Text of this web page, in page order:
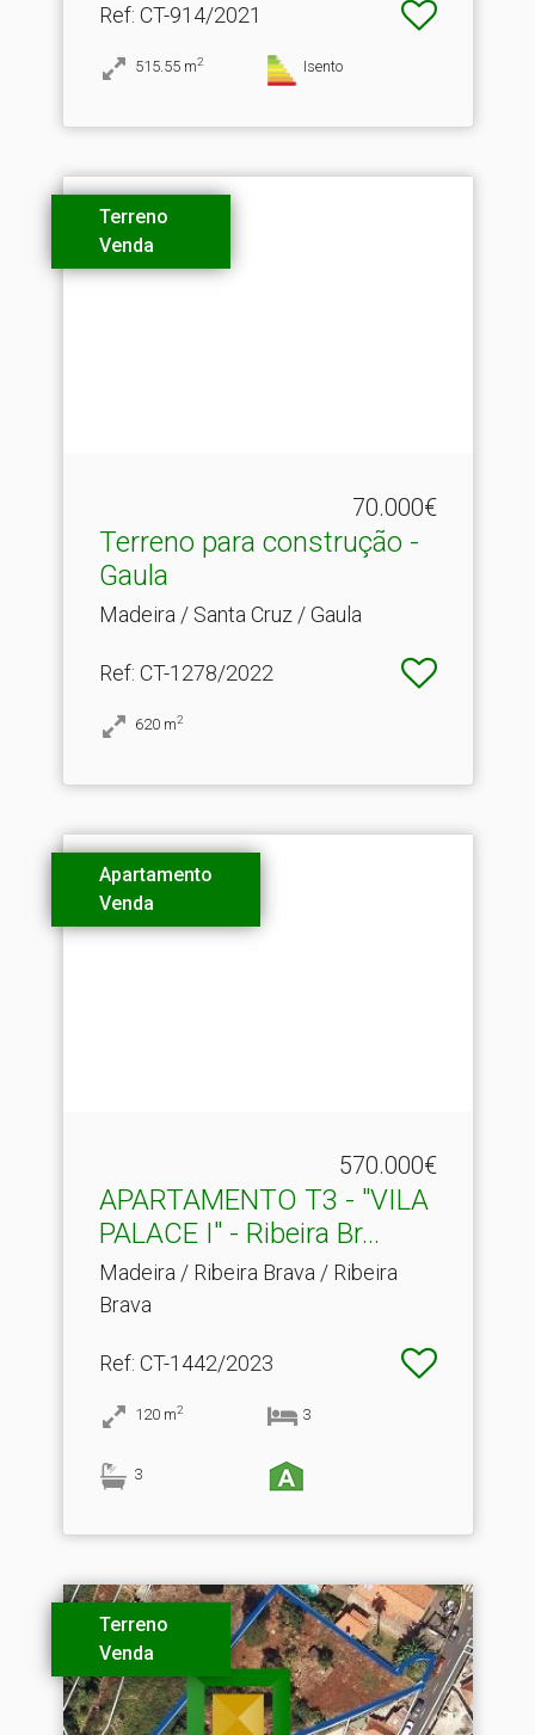
Ref: CT-914/2021
515.55 m2 Isento
Terreno
Venda
70.000€
Terreno para construção -
Gaula
Madeira / Santa Cruz / Gaula
Ref: CT-1278/2022
620 m2
Apartamento
Venda
570.000€
APARTAMENTO T3 - "VILA
PALACE I" - Ribeira Br.​..
Madeira / Ribeira Brava / Ribeira
Brava
Ref: CT-1442/2023
120 m2 3
3
Terreno
Venda